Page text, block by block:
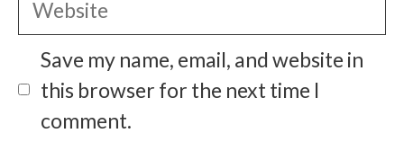
Save my name, email, and website in
this browser for the next time I
comment.